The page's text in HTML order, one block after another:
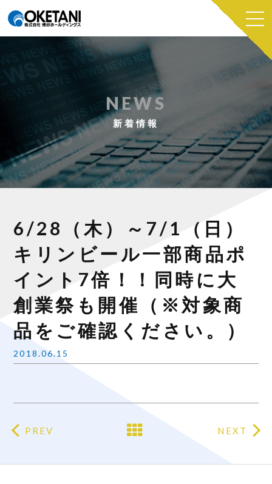
NEWS
新着情報
6/28（木）～7/1（日）
キリンビール一部商品ポ
イント7倍！！同時に大
創業祭も開催（※対象商
品をご確認ください。）
2018.06.15
PREV NEXT